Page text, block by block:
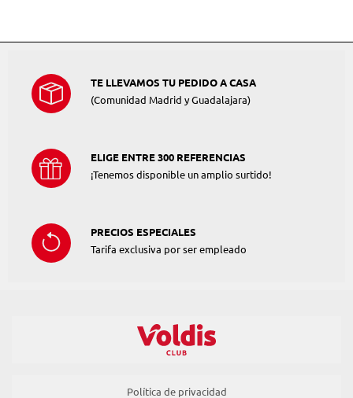
TE LLEVAMOS TU PEDIDO A CASA
(Comunidad Madrid y Guadalajara)
ELIGE ENTRE 300 REFERENCIAS
¡Tenemos disponible un amplio surtido!
PRECIOS ESPECIALES
Tarifa exclusiva por ser empleado
Política de privacidad